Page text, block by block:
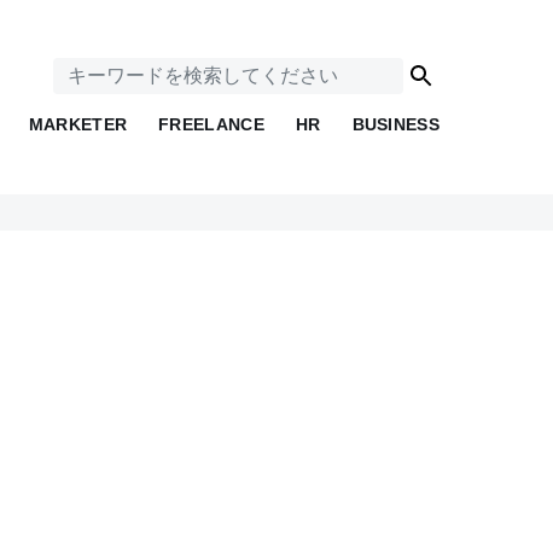
MARKETER FREELANCE HR BUSINESS